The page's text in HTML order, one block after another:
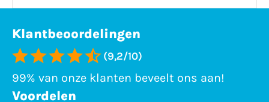
Klantbeoordelingen
(9,2/10)
99% van onze klanten beveelt ons aan!
Voordelen